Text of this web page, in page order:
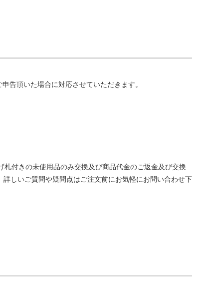
告頂いた場合に対応させていただきます。
付きの未使用品のみ交換及び商品代金のご返金及び交換
しいご質問や疑問点はご注文前にお気軽にお問い合わせ下